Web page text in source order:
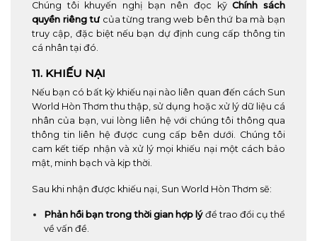
Chúng tôi khuyến nghị bạn nên đọc kỹChính sách
quyền riêng tư của từng trang web bên thứ ba mà bạn
truy cập, đặc biệt nếu bạn dự định cung cấp thông tin
cá nhân tại đó.
11. KHIẾU NẠI
Nếu bạn có bất kỳ khiếu nại nào liên quan đến cách Sun
World Hòn Thơm thu thập, sử dụng hoặc xử lý dữ liệu cá
nhân của bạn, vui lòng liên hệ với chúng tôi thông qua
thông tin liên hệ được cung cấp bên dưới. Chúng tôi
cam kết tiếp nhận và xử lý mọi khiếu nại một cách bảo
mật, minh bạch và kịp thời.
Sau khi nhận được khiếu nại, Sun World Hòn Thơm sẽ:
Phản hồi bạn trong thời gian hợp lýđể trao đổi cụ thể
về vấn đề.